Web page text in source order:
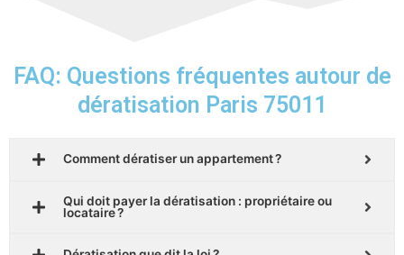
FAQ: Questions fréquentes autour de
dératisation Paris 75011
Comment dératiser un appartement ?
Qui doit payer la dératisation : propriétaire ou
locataire ?